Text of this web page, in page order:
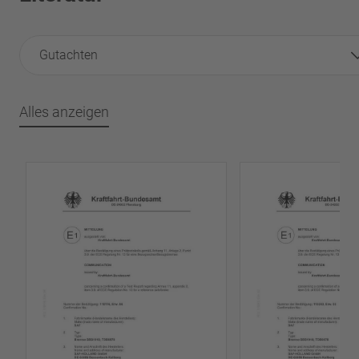
Gutachten
Alles anzeigen